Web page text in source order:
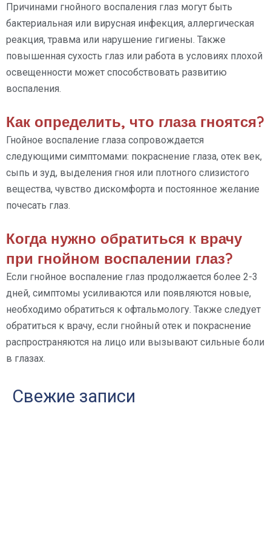
Причинами гнойного воспаления глаз могут быть
бактериальная или вирусная инфекция, аллергическая
реакция, травма или нарушение гигиены. Также
повышенная сухость глаз или работа в условиях плохой
освещенности может способствовать развитию
воспаления.
Как определить, что глаза гноятся?
Гнойное воспаление глаза сопровождается
следующими симптомами: покраснение глаза, отек век,
сыпь и зуд, выделения гноя или плотного слизистого
вещества, чувство дискомфорта и постоянное желание
почесать глаз.
Когда нужно обратиться к врачу
при гнойном воспалении глаз?
Если гнойное воспаление глаз продолжается более 2-3
дней, симптомы усиливаются или появляются новые,
необходимо обратиться к офтальмологу. Также следует
обратиться к врачу, если гнойный отек и покраснение
распространяются на лицо или вызывают сильные боли
в глазах.
Свежие записи